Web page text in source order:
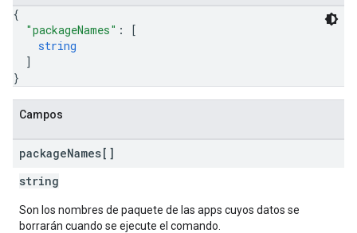
{
"packageNames" :
[
string
]
}
Campos
packageNames[]
string
Son los nombres de paquete de las apps cuyos datos se
borrarán cuando se ejecute el comando.